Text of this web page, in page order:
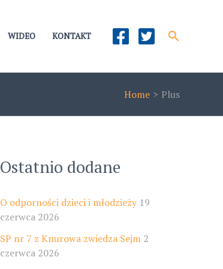
WIDEO KONTAKT Szukaj
Home Plus
Ostatnio dodane
O odporności dzieci i młodzieży 19
czerwca 2026
SP nr 7 z Knurowa zwiedza Sejm 2
czerwca 2026